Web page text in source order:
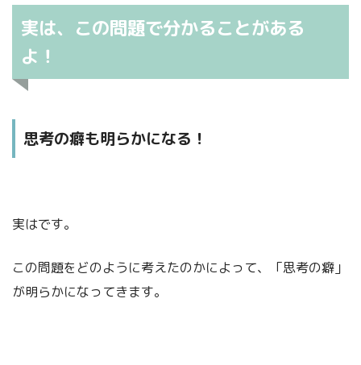
実は、この問題で分かることがある
よ！
思考の癖も明らかになる！
実はです。
この問題をどのように考えたのかによって、「思考の癖」
が明らかになってきます。